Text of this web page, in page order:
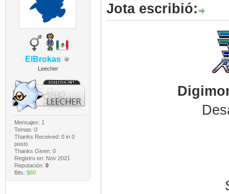
ElBrokas
Leecher
Mensajes: 1
Temas: 0
Thanks Received: 0in 0
posts
Thanks Given: 0
Registro en: Nov 2021
Reputación: 0
Bits: $60
Jota escribió: